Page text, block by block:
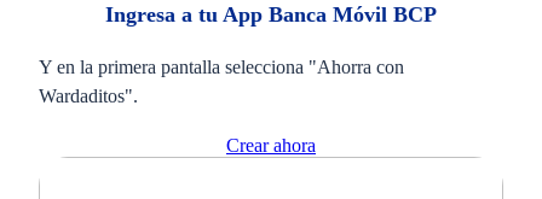
Ingresa a tu App Banca Móvil BCP
Y en la primera pantalla selecciona "Ahorra con
Wardaditos".
Crear ahora